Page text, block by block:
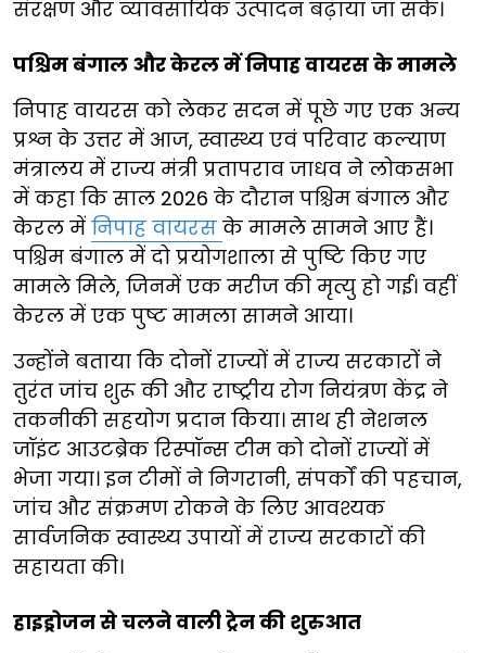
संरक्षण और व्यावसायिक उत्पादन बढ़ाया जा सके।
पश्चिम बंगाल और केरल में निपाह वायरस के मामले
निपाह वायरस को लेकर सदन में पूछे गए एक अन्य
प्रश्न के उत्तर में आज, स्वास्थ्य एवं परिवार कल्याण
मंत्रालय में राज्य मंत्री प्रतापराव जाधव ने लोकसभा
में कहा कि साल 2026 के दौरान पश्चिम बंगाल और
केरल में निपाह वायरस के मामले सामने आए हैं।
पश्चिम बंगाल में दो प्रयोगशाला से पुष्टि किए गए
मामले मिले, जिनमें एक मरीज की मृत्यु हो गई। वहीं
केरल में एक पुष्ट मामला सामने आया।
उन्होंने बताया कि दोनों राज्यों में राज्य सरकारों ने
तुरंत जांच शुरू की और राष्ट्रीय रोग नियंत्रण केंद्र ने
तकनीकी सहयोग प्रदान किया। साथ ही नेशनल
जॉइंट आउटब्रेक रिस्पॉन्स टीम को दोनों राज्यों में
भेजा गया। इन टीमों ने निगरानी, संपर्कों की पहचान,
जांच और संक्रमण रोकने के लिए आवश्यक
सार्वजनिक स्वास्थ्य उपायों में राज्य सरकारों की
सहायता की।
हाइड्रोजन से चलने वाली ट्रेन की शुरुआत